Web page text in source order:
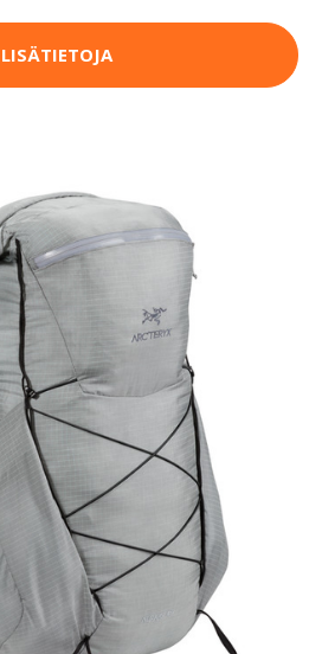
LISÄTIETOJA